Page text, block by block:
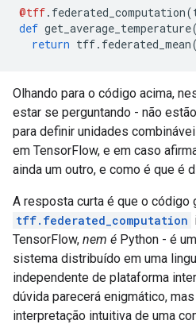
@tff. federated_computation(
def get_average_temperature(
return tff. federated_mean(
Olhando para o código acima,
estar se perguntando - não
para definir unidades
em TensorFlow, e em caso
ainda um outro, e como é que é
A resposta curta é que o código
tff.federated_computation
TensorFlow, nem é Python - é
sistema distribuído em uma
independente de plataforma
dúvida parecerá enigmático,
interpretação intuitiva de uma